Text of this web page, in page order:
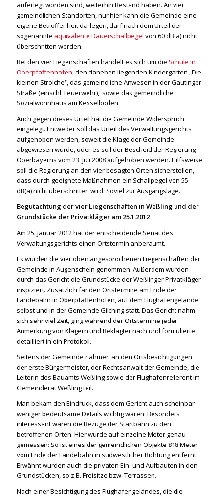
auferlegt worden sind, weiterhin Bestand haben. An vier
gemeindlichen Standorten, nur hier kann die Gemeinde eine
eigene Betroffenheit darlegen, darf nach dem Urteil der
sogenannte äquivalente Dauerschallpegel von 60 dB(a) nicht
überschritten werden.
Bei den vier Liegenschaften handelt es sich um die Schule in
Oberpfaffenhofen, den daneben liegenden Kindergarten „Die
kleinen Strolche“, das gemeindliche Anwesen in der Gautinger
Straße (einschl. Feuerwehr), sowie das gemeindliche
Sozialwohnhaus am Kesselboden.
Auch gegen dieses Urteil hat die Gemeinde Widerspruch
eingelegt. Entweder soll das Urteil des Verwaltungsgerichts
aufgehoben werden, soweit die Klage der Gemeinde
abgewiesen wurde, oder es soll der Bescheid der Regierung
Oberbayerns vom 23. Juli 2008 aufgehoben werden. Hilfsweise
soll die Regierung an den vier besagten Orten sicherstellen,
dass durch geeignete Maßnahmen ein Schallpegel von 55
dB(a) nicht überschritten wird. Soviel zur Ausgangslage.
Begutachtung der vier Liegenschaften in Weßling und der
Grundstücke der Privatkläger am 25.1.2012
Am 25. Januar 2012 hat der entscheidende Senat des
Verwaltungsgerichts einen Ortstermin anberaumt.
Es wurden die vier oben angesprochenen Liegenschaften der
Gemeinde in Augenschein genommen. Außerdem wurden
durch das Gericht die Grundstücke der Weßlinger Privatkläger
inspiziert. Zusätzlich fanden Ortstermine am Ende der
Landebahn in Oberpfaffenhofen, auf dem Flughafengelände
selbst und in der Gemeinde Gilching statt. Das Gericht nahm
sich sehr viel Zeit, ging während der Ortstermine jeder
Anmerkung von Klägern und Beklagter nach und formulierte
detailliert in ein Protokoll.
Seitens der Gemeinde nahmen an den Ortsbesichtigungen
der erste Bürgermeister, der Rechtsanwalt der Gemeinde, die
Leiterin des Bauamts Weßling sowie der Flughafenreferent im
Gemeinderat Weßling teil.
Man bekam den Eindruck, dass dem Gericht auch scheinbar
weniger bedeutsame Details wichtig waren: Besonders
interessant waren die Bezüge der Startbahn zu den
betroffenen Orten. Hier wurde auf einzelne Meter genau
gemessen: So ist eines der gemeindlichen Objekte 818 Meter
vom Ende der Landebahn in südwestlicher Richtung entfernt.
Erwähnt wurden auch die privaten Ein- und Aufbauten in den
Grundstücken, so z.B. Freisitze bzw. Terrassen.
Nach einer Besichtigung des Flughafengeländes, die die